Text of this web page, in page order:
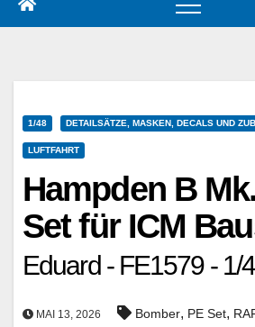
1/48 DETAILSÄTZE, MASKEN, DECALS UND
LUFTFAHRT
Hampden B
Set für ICM
Eduard - FE1579 - 1/
MAI 13, 2026 Bomber, PE Set,